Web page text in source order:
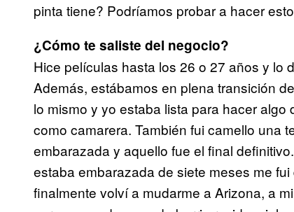
pinta tiene? Podríamos probar a hacer
¿Cómo te saliste del negocio?
Hice películas hasta los 26 o 27 años y lo
Además, estábamos en plena transición
lo mismo y yo estaba lista para hacer
como camarera. También fui camello una
embarazada y aquello fue el final
estaba embarazada de siete meses me
finalmente volví a mudarme a Arizona, a